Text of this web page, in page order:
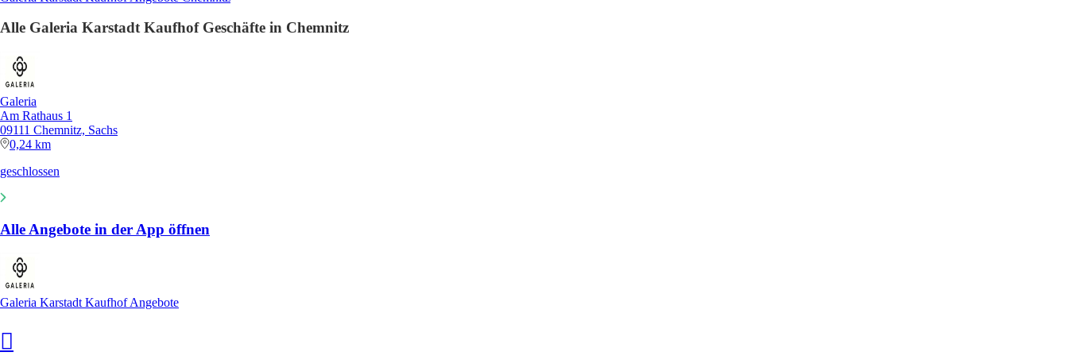
Alle Galeria Karstadt Kaufhof Geschäfte in Chemnitz
Galeria
Am Rathaus 1
09111 Chemnitz, Sachs
0,24 km
geschlossen
Alle Angebote in der App öffnen
Galeria Karstadt Kaufhof Angebote